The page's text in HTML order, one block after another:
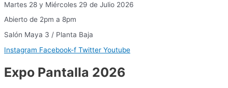
Martes 28 y Miércoles 29 de Julio 2026
Abierto de 2pm a 8pm
Salón Maya 3 / Planta Baja
Instagram Facebook-f Twitter Youtube
Expo Pantalla 2026